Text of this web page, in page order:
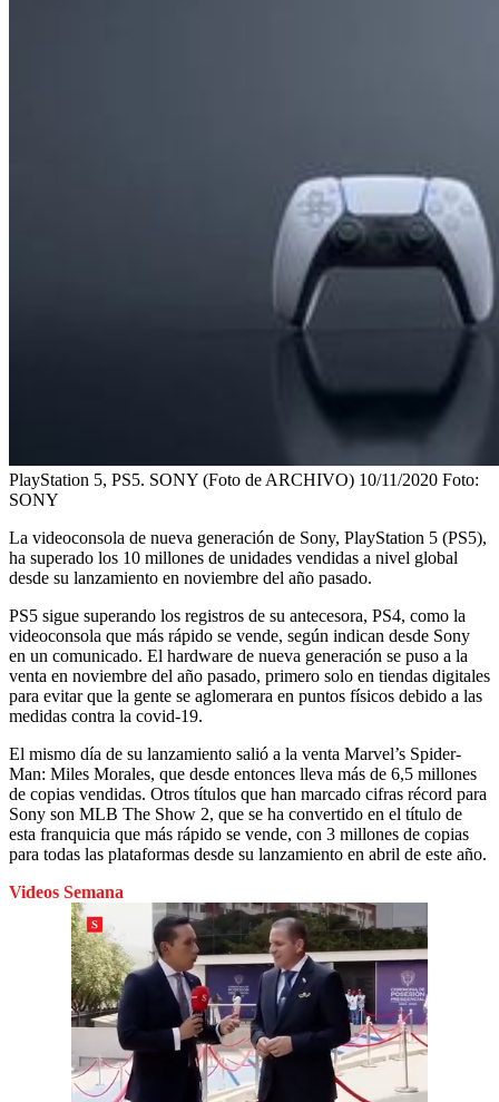
PlayStation 5, PS5. SONY (Foto de ARCHIVO) 10/11/2020 Foto:
SONY
La videoconsola de nueva generación de Sony, PlayStation 5 (PS5),
ha superado los 10 millones de unidades vendidas a nivel global
desde su lanzamiento en noviembre del año pasado.
PS5 sigue superando los registros de su antecesora, PS4, como la
videoconsola que más rápido se vende, según indican desde Sony
en un comunicado. El hardware de nueva generación se puso a la
venta en noviembre del año pasado, primero solo en tiendas digitales
para evitar que la gente se aglomerara en puntos físicos debido a las
medidas contra la covid-19.
El mismo día de su lanzamiento salió a la venta Marvel’s Spider-
Man: Miles Morales, que desde entonces lleva más de 6,5 millones
de copias vendidas. Otros títulos que han marcado cifras récord para
Sony son MLB The Show 2, que se ha convertido en el título de
esta franquicia que más rápido se vende, con 3 millones de copias
para todas las plataformas desde su lanzamiento en abril de este año.
Videos Semana